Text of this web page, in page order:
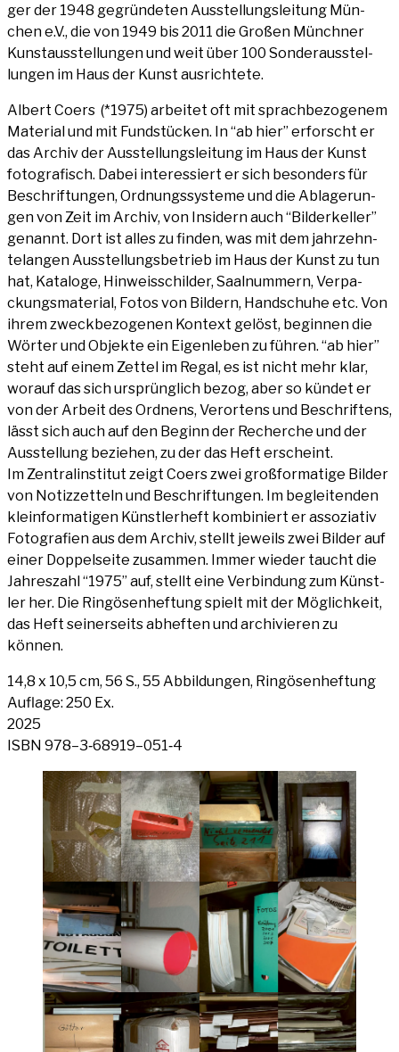
ger der 1948 gegrün­de­ten Aus­stel­lungs­lei­tung Mün­
chen e.V., die von 1949 bis 2011 die Gro­ßen Münch­ner
Kunst­aus­stel­lun­gen und weit über 100 Son­der­aus­stel­
lun­gen im Haus der Kunst ausrichtete.
Albert Coers (*1975) arbei­tet oft mit sprach­be­zo­ge­nem
Mate­ri­al und mit Fund­stü­cken. In “ab hier” erforscht er
das Archiv der Aus­stel­lungs­lei­tung im Haus der Kunst
foto­gra­fisch. Dabei inter­es­siert er sich beson­ders für
Beschrif­tun­gen, Ord­nungs­sys­te­me und die Abla­ge­run­
gen von Zeit im Archiv, von Insi­dern auch “Bil­der­kel­ler”
genannt. Dort ist alles zu fin­den, was mit dem jahr­zehn­
te­lan­gen Aus­stel­lungs­be­trieb im Haus der Kunst zu tun
hat, Kata­lo­ge, Hin­weis­schil­der, Saal­num­mern, Ver­pa­
ckungs­ma­te­ri­al, Fotos von Bil­dern, Hand­schu­he etc. Von
ihrem zweck­be­zo­ge­nen Kon­text gelöst, begin­nen die
Wör­ter und Objek­te ein Eigen­le­ben zu füh­ren. “ab hier”
steht auf einem Zet­tel im Regal, es ist nicht mehr klar,
wor­auf das sich ursprüng­lich bezog, aber so kün­det er
von der Arbeit des Ord­nens, Ver­or­tens und Beschrif­tens,
lässt sich auch auf den Beginn der Recher­che und der
Aus­stel­lung bezie­hen, zu der das Heft erscheint.
Im Zen­tral­in­sti­tut zeigt Coers zwei groß­for­ma­ti­ge Bil­der
von Notiz­zet­teln und Beschrif­tun­gen. Im beglei­ten­den
klein­for­ma­ti­gen Künst­ler­heft kom­bi­niert er asso­zia­tiv
Foto­gra­fien aus dem Archiv, stellt jeweils zwei Bil­der auf
einer Dop­pel­sei­te zusam­men. Immer wie­der taucht die
Jah­res­zahl “1975” auf, stellt eine Ver­bin­dung zum Künst­
ler her. Die Rin­gö­sen­hef­tung spielt mit der Mög­lich­keit,
das Heft sei­ner­seits abhef­ten und archi­vie­ren zu
können.
14,8 x 10,5 cm, 56 S., 55 Abbil­dun­gen, Rin­gö­sen­hef­tung
Auf­la­ge: 250 Ex.
2025
ISBN 978–3‑68919–051‑4